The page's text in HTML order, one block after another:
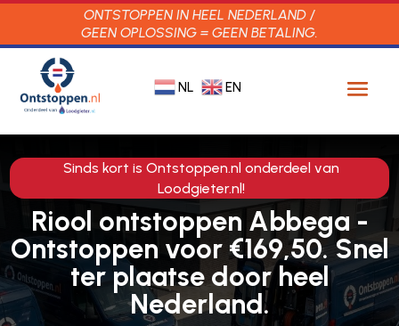
ONTSTOPPEN IN HEEL NEDERLAND /
GEEN OPLOSSING = GEEN BETALING.
NL EN
Sinds kort is Ontstoppen.nl onderdeel van
Loodgieter.nl!
Riool ontstoppen Abbega -
Ontstoppen voor €169,50. Snel
ter plaatse door heel
Nederland.